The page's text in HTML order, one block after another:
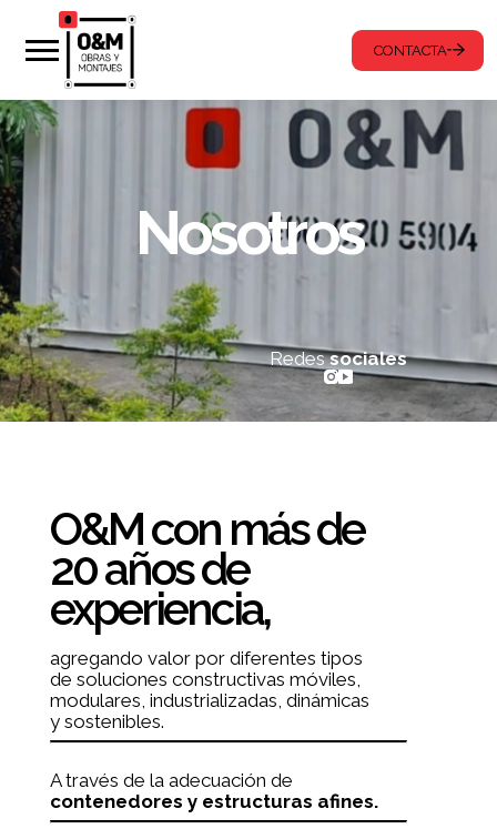
CONTACTA
Nosotros
Redessociales
O&M con más de
20 años de
experiencia,
agregando valor por diferentes tipos
de soluciones constructivas móviles,
modulares, industrializadas, dinámicas
y sostenibles.
A través de la adecuación de
contenedores y estructuras afines.